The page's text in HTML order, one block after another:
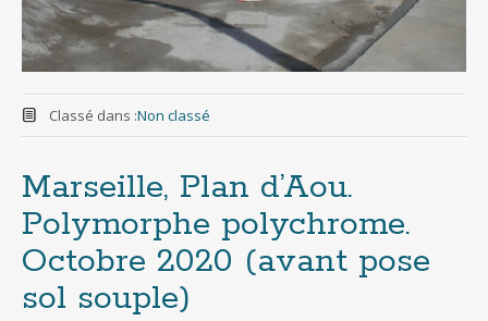
Classé dans :Non classé
Marseille, Plan d’Aou.
Polymorphe polychrome.
Octobre 2020 (avant pose
sol souple)